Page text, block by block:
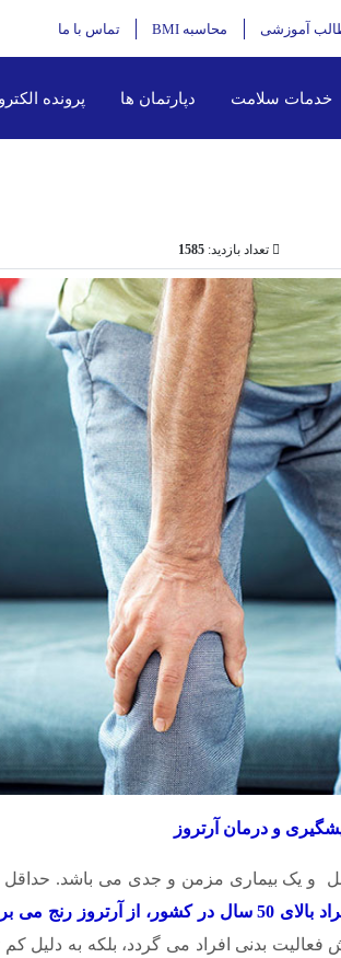
آموزشی محاسبه BMI تماس با ما
خدمات سلامت دپارتمان ها پرونده
تعداد بازدید: 1585
و درمان آرتروز
فعالیت بدنی افراد می گردد، بلکه به دلیل